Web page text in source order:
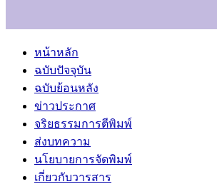
หน้าหลัก
ฉบับปัจจุบัน
ฉบับย้อนหลัง
ข่าวประกาศ
จริยธรรมการตีพิมพ์
ส่งบทความ
นโยบายการจัดพิมพ์
เกี่ยวกับวารสาร